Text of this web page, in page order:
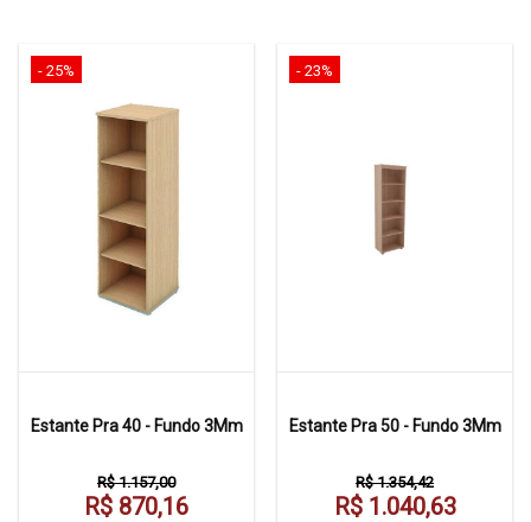
- 25%
Estante Pra 40 - Fundo 3Mm
R$ 1.157,00
R$ 870,16
- 23%
Estante Pra 50 - Fundo 3Mm
R$ 1.354,42
R$ 1.040,63